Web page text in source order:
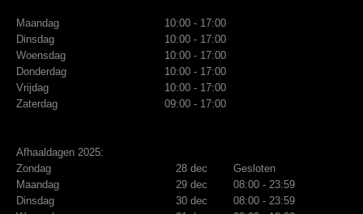
Maandag
10:00 - 17:00
Dinsdag
10:00 - 17:00
Woensdag
10:00 - 17:00
Donderdag
10:00 - 17:00
Vrijdag
10:00 - 17:00
Zaterdag
09:00 - 17:00
Afhaaldagen 2025:
Zondag
28 dec
Gesloten
Maandag
29 dec
08:00 - 23:59
Dinsdag
30 dec
08:00 - 23:59